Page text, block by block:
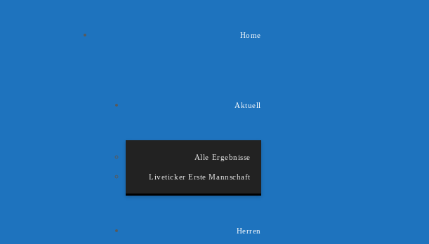
Home
Aktuell
Alle Ergebnisse
Liveticker Erste Mannschaft
Herren